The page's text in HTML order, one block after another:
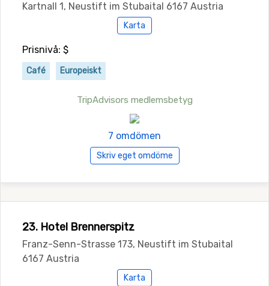
Kartnall 1, Neustift im Stubaital 6167 Austria
Karta
Prisnivå: $
Café Europeiskt
TripAdvisors medlemsbetyg
7 omdömen
Skriv eget omdöme
23. Hotel Brennerspitz
Franz-Senn-Strasse 173, Neustift im Stubaital
6167 Austria
Karta